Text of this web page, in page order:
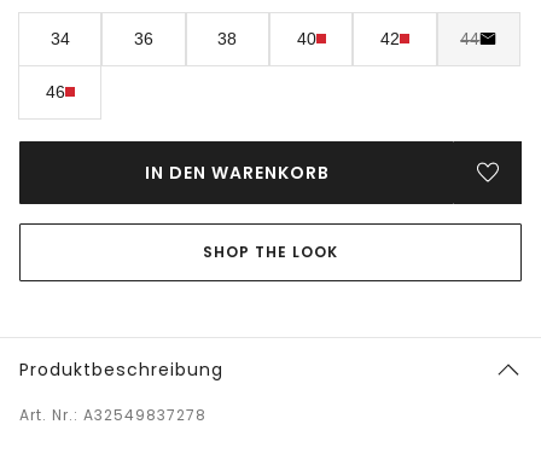
34 36 38 40 42 44
46
IN DEN WARENKORB
SHOP THE LOOK
Produktbeschreibung
Art. Nr.: A32549837278